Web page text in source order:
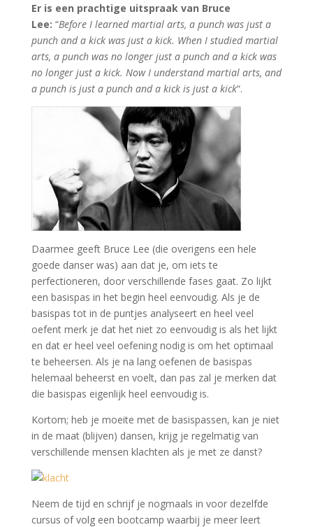
Er is een prachtige uitspraak van Bruce
Lee: “Before I learned martial arts, a punch was just a
punch and a kick was just a kick. When I studied martial
arts, a punch was no longer just a punch and a kick was
no longer just a kick. Now I understand martial arts, and
a punch is just a punch and a kick is just a kick“.
Daarmee geeft Bruce Lee (die overigens een hele
goede danser was) aan dat je, om iets te
perfectioneren, door verschillende fases gaat. Zo lijkt
een basispas in het begin heel eenvoudig. Als je de
basispas tot in de puntjes analyseert en heel veel
oefent merk je dat het niet zo eenvoudig is als het lijkt
en dat er heel veel oefening nodig is om het optimaal
te beheersen. Als je na lang oefenen de basispas
helemaal beheerst en voelt, dan pas zal je merken dat
die basispas eigenlijk heel eenvoudig is.
Kortom; heb je moeite met de basispassen, kan je niet
in de maat (blijven) dansen, krijg je regelmatig van
verschillende mensen klachten als je met ze danst?
Neem de tijd en schrijf je nogmaals in voor dezelfde
cursus of volg een bootcamp waarbij je meer leert